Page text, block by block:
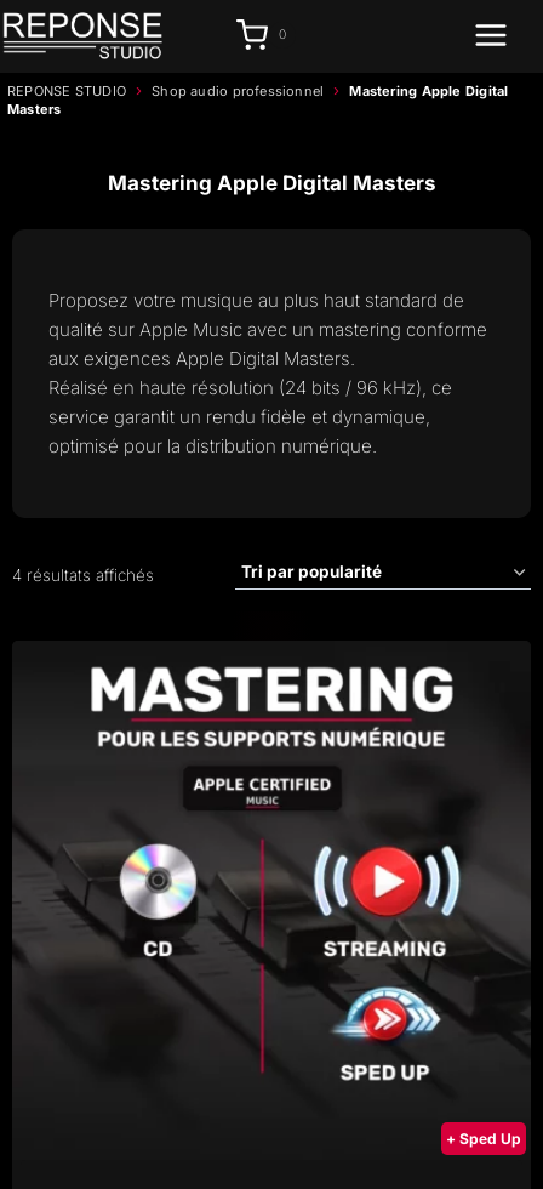
Aller
au
0
REPONSE STUDIO › Shop audio professionnel ›
Mastering Apple Digital
Masters
Mastering Apple Digital Masters
Proposez votre musique au plus haut standard de
qualité sur Apple Music avec un mastering conforme
aux exigences Apple Digital Masters.
Réalisé en haute résolution (24 bits / 96 kHz), ce
service garantit un rendu fidèle et dynamique,
optimisé pour la distribution numérique.
4 résultats affichésTrié
+ Sped Up